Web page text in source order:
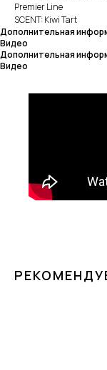
Premier Line
SCENT: Kiwi Tart
Дополнительная
Видео
Дополнительная
Видео